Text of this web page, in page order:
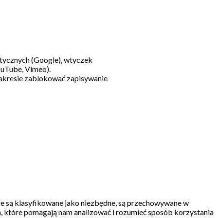
(Google), wtyczek
Vimeo).
zablokować zapisywanie
klasyfikowane jako niezbędne, są przechowywane w
pomagają nam analizować i rozumieć sposób korzystania